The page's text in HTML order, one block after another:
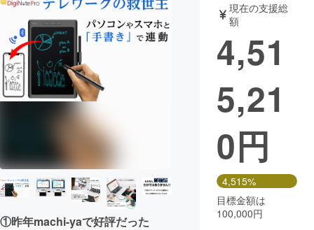
テクノロジー・ガジェット
映像・映画 書籍・雑誌
ビジネス・起業 チャレンジ
まちづくり・地域活性化
CAMPFIRE for Social Good
CAMPFIRE Creation
CAMPFIREふるさと納税machi-ya コミュニティ
①昨年machi-yaで好評だった
現在の支援総
額
4,51
5,21
0円
4,515%
目標金額は
100,000円